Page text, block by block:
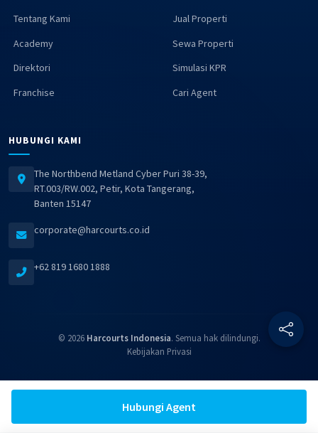
Hubungi Agent
Tentang Kami
Academy
Direktori
Franchise
Jual Properti
Sewa Properti
Simulasi KPR
Cari Agent
HUBUNGI KAMI
The Northbend Metland Cyber Puri 38-39,
RT.003/RW.002, Petir, Kota Tangerang,
Banten 15147
corporate@harcourts.co.id
+62 819 1680 1888
© 2026 Harcourts Indonesia. Semua hak dilindungi.
Kebijakan Privasi